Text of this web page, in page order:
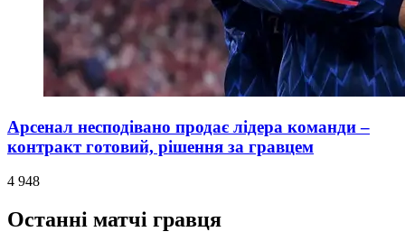
Арсенал несподівано продає лідера команди –
контракт готовий, рішення за гравцем
4 948
Останні матчі гравця